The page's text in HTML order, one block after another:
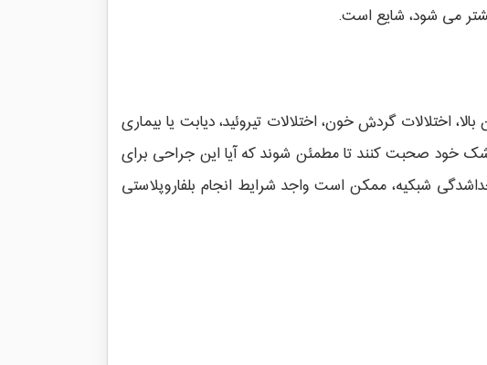
اختلالات گردش خون، اختلالات تیروئید، دیابت یا بیماری
خود صحبت کنند تا مطمئن شوند که آیا این جراحی برای
شبکیه، ممکن است واجد شرایط انجام بلفاروپلاستی